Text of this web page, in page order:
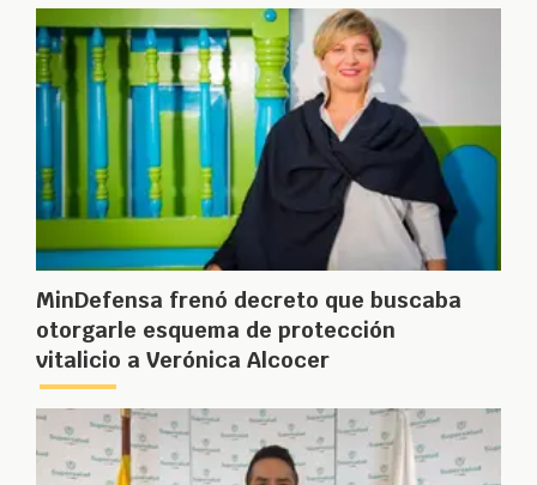
MinDefensa frenó decreto que buscaba
otorgarle esquema de protección
vitalicio a Verónica Alcocer